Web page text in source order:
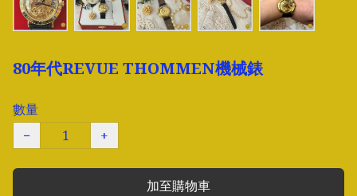
80年代REVUE THOMMEN機械錶
數量
−
+
加至購物車